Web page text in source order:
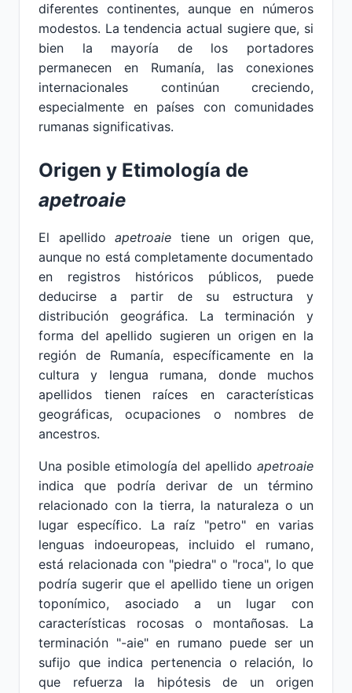
diferentes continentes, aunque en números
modestos. La tendencia actual sugiere que, si
bien la mayoría de los portadores
permanecen en Rumanía, las conexiones
internacionales continúan creciendo,
especialmente en países con comunidades
rumanas significativas.
Origen y Etimología de
apetroaie
El apellido apetroaie tiene un origen que,
aunque no está completamente documentado
en registros históricos públicos, puede
deducirse a partir de su estructura y
distribución geográfica. La terminación y
forma del apellido sugieren un origen en la
región de Rumanía, específicamente en la
cultura y lengua rumana, donde muchos
apellidos tienen raíces en características
geográficas, ocupaciones o nombres de
ancestros.
Una posible etimología del apellido apetroaie
indica que podría derivar de un término
relacionado con la tierra, la naturaleza o un
lugar específico. La raíz "petro" en varias
lenguas indoeuropeas, incluido el rumano,
está relacionada con "piedra" o "roca", lo que
podría sugerir que el apellido tiene un origen
toponímico, asociado a un lugar con
características rocosas o montañosas. La
terminación "-aie" en rumano puede ser un
sufijo que indica pertenencia o relación, lo
que refuerza la hipótesis de un origen